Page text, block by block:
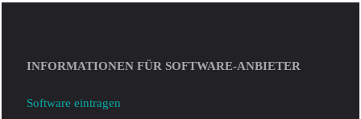
INFORMATIONEN FÜR SOFTWARE-ANBIETER
Software eintragen